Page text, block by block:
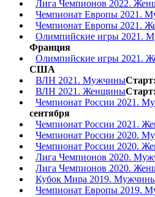
Лига Чемпионов 2022.
Чемпионат Европы 2021.
Чемпионат Европы 2021.
Олимпийские игры 2021.
Франция
Олимпийские игры 2021.
США
ВЛН 2021. Мужчины
ВЛН 2021. Женщины
Чемпионат России 2021.
сентября
Чемпионат России 2021.
Чемпионат России 2020.
Чемпионат России 2020.
Лига Чемпионов 2020.
Лига Чемпионов 2020.
Кубок Мира 2019.
Чемпионат Европы 2019.